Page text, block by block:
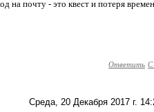
на почту - это квест и потеря
Ответить С
Среда, 20 Декабря 2017 г.